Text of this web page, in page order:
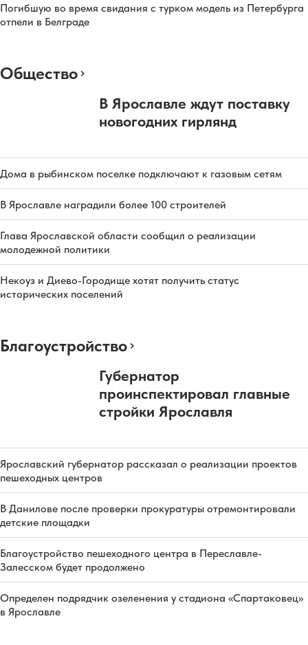
Погибшую во время свидания с турком модель из Петербурга
отпели в Белграде
Общество
В Ярославле ждут поставку
новогодних гирлянд
Дома в рыбинском поселке подключают к газовым сетям
В Ярославле наградили более 100 строителей
Глава Ярославской области сообщил о реализации
молодежной политики
Некоуз и Диево-Городище хотят получить статус
исторических поселений
Благоустройство
Губернатор
проинспектировал главные
стройки Ярославля
Ярославский губернатор рассказал о реализации проектов
пешеходных центров
В Данилове после проверки прокуратуры отремонтировали
детские площадки
Благоустройство пешеходного центра в Переславле-
Залесском будет продолжено
Определен подрядчик озеленения у стадиона «Спартаковец»
в Ярославле